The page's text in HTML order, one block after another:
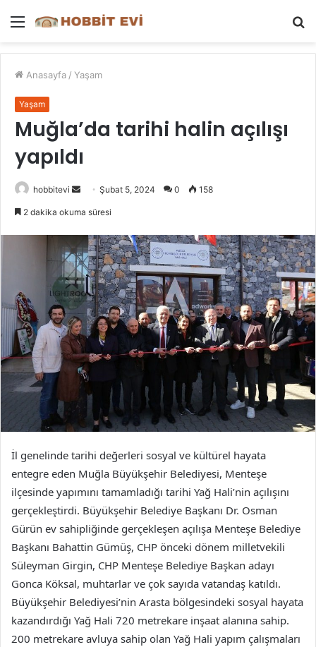
Menü
Anasayfa / Yaşam
Yaşam
Muğla’da tarihi halin açılışı
yapıldı
hobbitevi
Bir
göndermek
Şubat 5, 2024 0 158
2 dakika okuma süresi
İl genelinde tarihi değerleri sosyal ve kültürel hayata
entegre eden Muğla Büyükşehir Belediyesi, Menteşe
ilçesinde yapımını tamamladığı tarihi Yağ Hali’nin açılışını
gerçekleştirdi. Büyükşehir Belediye Başkanı Dr. Osman
Gürün ev sahipliğinde gerçekleşen açılışa Menteşe Belediye
Başkanı Bahattin Gümüş, CHP önceki dönem milletvekili
Süleyman Girgin, CHP Menteşe Belediye Başkan adayı
Gonca Köksal, muhtarlar ve çok sayıda vatandaş katıldı.
Büyükşehir Belediyesi’nin Arasta bölgesindeki sosyal hayata
kazandırdığı Yağ Hali 720 metrekare inşaat alanına sahip.
200 metrekare avluya sahip olan Yağ Hali yapım çalışmaları